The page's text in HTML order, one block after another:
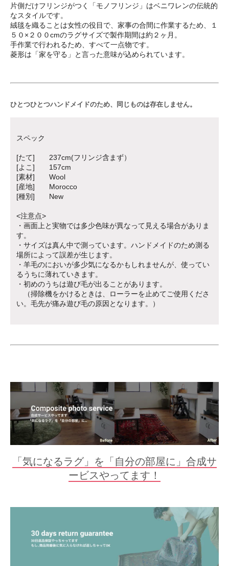
片側だけフリンジがつく「モノフリンジ」はベニワレンの伝統的
なスタイルです。
絨毯を織ることは女性の役目で、家事の合間に作業するため、１
５０×２００cmのラグサイズで製作期間は約２ヶ月。
手作業で行われるため、すべて一点物です。
菱形は「家を守る」と言った意味が込められています。
ひとつひとつハンドメイドのため、同じものは存在しません。
スペック
[たて] 237cm(フリンジ含まず）
[よこ] 157cm
[素材] Wool
[産地] Morocco
[種別] New
<注意点>
・画面上と実物では多少色味が異なって見える場合がありま
す。
・サイズは真ん中で測っています。ハンドメイドのため測る
場所によって誤差が生じます。
・羊毛のにおいが多少気になるかもしれませんが、使ってい
るうちに薄れていきます。
・初めのうちは遊び毛が出ることがあります。
（掃除機をかけるときは、ローラーを止めてご使用くださ
い。毛先が痛み遊び毛の原因となります。）
「気になるラグ」を「自分の部屋に」合成サ
ービスやってます！